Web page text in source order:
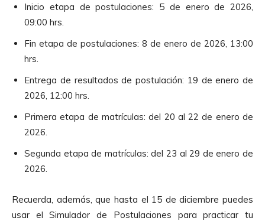
Inicio etapa de postulaciones: 5 de enero de 2026,
09:00 hrs.
Fin etapa de postulaciones: 8 de enero de 2026, 13:00
hrs.
Entrega de resultados de postulación: 19 de enero de
2026, 12:00 hrs.
Primera etapa de matrículas: del 20 al 22 de enero de
2026.
Segunda etapa de matrículas: del 23 al 29 de enero de
2026.
Recuerda, además, que hasta el 15 de diciembre puedes
usar el Simulador de Postulaciones para practicar tu